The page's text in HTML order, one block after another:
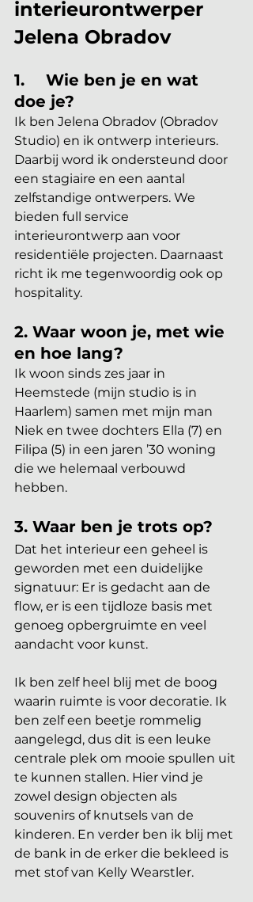
interieurontwerper
Jelena Obradov
1.	Wie ben je en wat
doe je?
Ik ben Jelena Obradov (Obradov
Studio) en ik ontwerp interieurs.
Daarbij word ik ondersteund door
een stagiaire en een aantal
zelfstandige ontwerpers. We
bieden full service
interieurontwerp aan voor
residentiële projecten. Daarnaast
richt ik me tegenwoordig ook op
hospitality.
2. Waar woon je, met wie
en hoe lang?
Ik woon sinds zes jaar in
Heemstede (mijn studio is in
Haarlem) samen met mijn man
Niek en twee dochters Ella (7) en
Filipa (5) in een jaren ’30 woning
die we helemaal verbouwd
hebben.
3. Waar ben je trots op?
Dat het interieur een geheel is
geworden met een duidelijke
signatuur: Er is gedacht aan de
flow, er is een tijdloze basis met
genoeg opbergruimte en veel
aandacht voor kunst.
Ik ben zelf heel blij met de boog
waarin ruimte is voor decoratie. Ik
ben zelf een beetje rommelig
aangelegd, dus dit is een leuke
centrale plek om mooie spullen uit
te kunnen stallen. Hier vind je
zowel design objecten als
souvenirs of knutsels van de
kinderen. En verder ben ik blij met
de bank in de erker die bekleed is
met stof van Kelly Wearstler.